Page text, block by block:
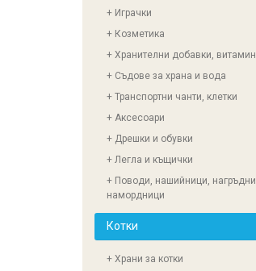
+ Играчки
+ Козметика
+ Хранителни добавки,
+ Съдове за храна и вода
+ Транспортни чанти, клетки
+ Аксесоари
+ Дрешки и обувки
+ Легла и къщички
+ Поводи, нашийници,
намордници
Котки
+ Храни за котки